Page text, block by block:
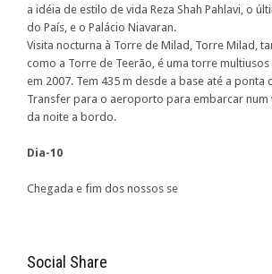
a idéia de estilo de vida Reza Shah Pahlavi, o
do País, e o Palácio Niavaran.
Visita nocturna à Torre de Milad, Torre Milad,
como a Torre de Teerão, é uma torre
em 2007. Tem 435 m desde a base até a ponta
Transfer para o aeroporto para embarcar num
da noite a bordo.
Dia-10
Chegada e fim dos nossos se
Social Share